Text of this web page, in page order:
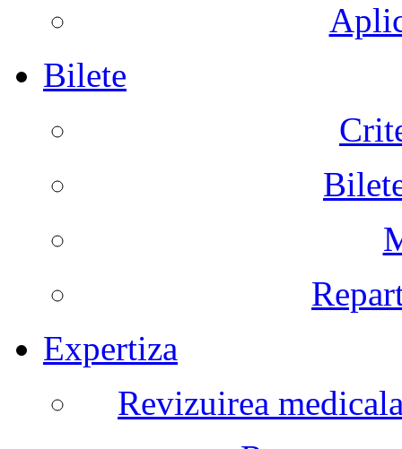
Bilete
Expertiza
Revizuirea